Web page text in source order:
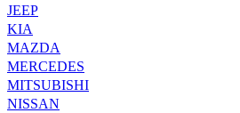
JEEP
KIA
MAZDA
MERCEDES
MITSUBISHI
NISSAN